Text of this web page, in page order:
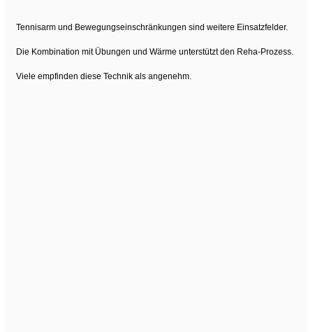
Tennisarm und Bewegungseinschränkungen sind weitere Einsatzfelder.
Die Kombination mit Übungen und Wärme unterstützt den Reha-Prozess.
Viele empfinden diese Technik als angenehm.